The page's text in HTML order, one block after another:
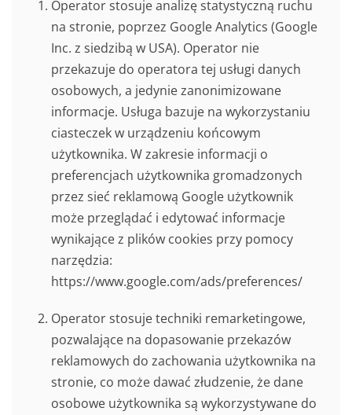
Operator stosuje analizę statystyczną ruchu
na stronie, poprzez Google Analytics (Google
Inc. z siedzibą w USA). Operator nie
przekazuje do operatora tej usługi danych
osobowych, a jedynie zanonimizowane
informacje. Usługa bazuje na wykorzystaniu
ciasteczek w urządzeniu końcowym
użytkownika. W zakresie informacji o
preferencjach użytkownika gromadzonych
przez sieć reklamową Google użytkownik
może przeglądać i edytować informacje
wynikające z plików cookies przy pomocy
narzędzia:
https://www.google.com/ads/preferences/
Operator stosuje techniki remarketingowe,
pozwalające na dopasowanie przekazów
reklamowych do zachowania użytkownika na
stronie, co może dawać złudzenie, że dane
osobowe użytkownika są wykorzystywane do